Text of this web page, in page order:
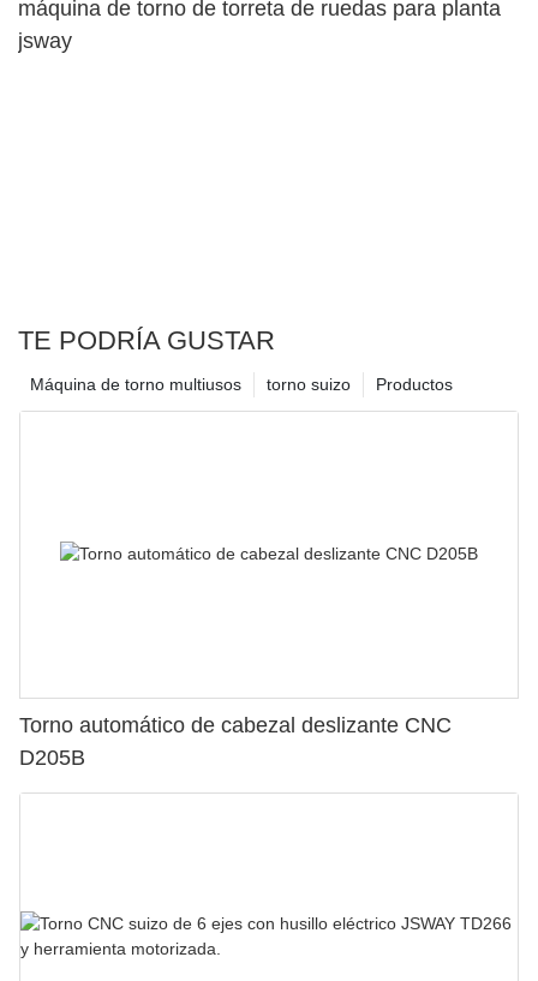
máquina de torno de torreta de ruedas para planta
jsway
TE PODRÍA GUSTAR
Productos
torno suizo
Máquina de torno multiusos
Torno automático de cabezal deslizante CNC
D205B